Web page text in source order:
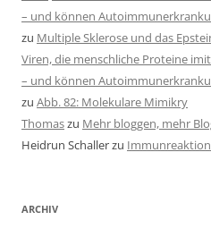
– und können
zu Multiple Sklerose und das
Viren, die menschliche Proteine
– und können
zu Abb. 82: Molekulare Mimikry
Thomaszu Mehr bloggen, mehr
Heidrun Schallerzu
ARCHIV